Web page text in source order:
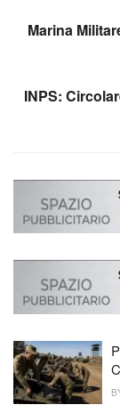
Marina
INPS: